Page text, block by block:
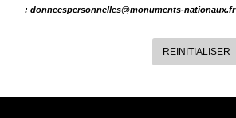
: donneespersonnelles@monuments-nationaux.fr
REINITIALISER